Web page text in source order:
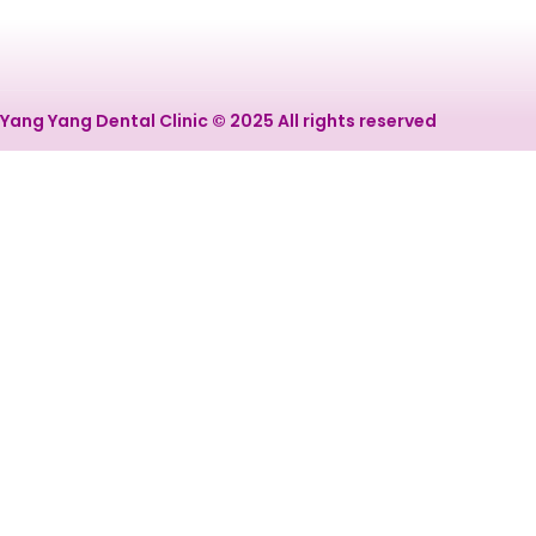
Yang Yang Dental Clinic © 2025 All rights reserved